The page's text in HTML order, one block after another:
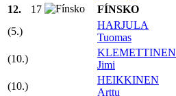
12.
17 FÍNSKO
(5.)
HARJULA
Tuomas
(10.)
KLEMETTINEN
Jimi
(10.)
HEIKKINEN
Arttu